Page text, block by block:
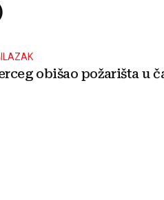
obišao požarišta u